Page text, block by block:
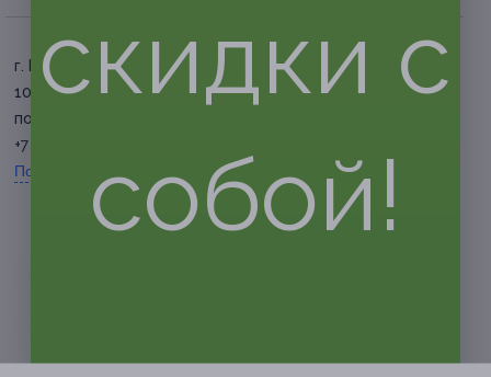
г. Белгород, ул. Попова, д.
102
по предварительной записи
+7 (920) 557-35-77
Показать номер телефона
скидки с
собой!